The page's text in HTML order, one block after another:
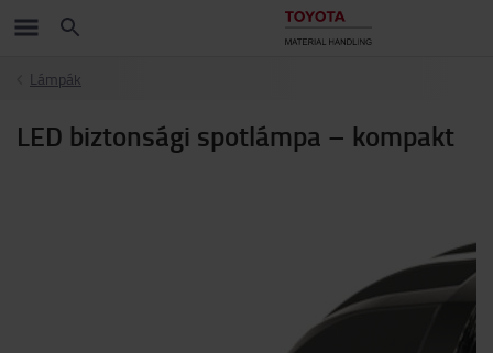
Lámpák
LED biztonsági spotlámpa – kompakt